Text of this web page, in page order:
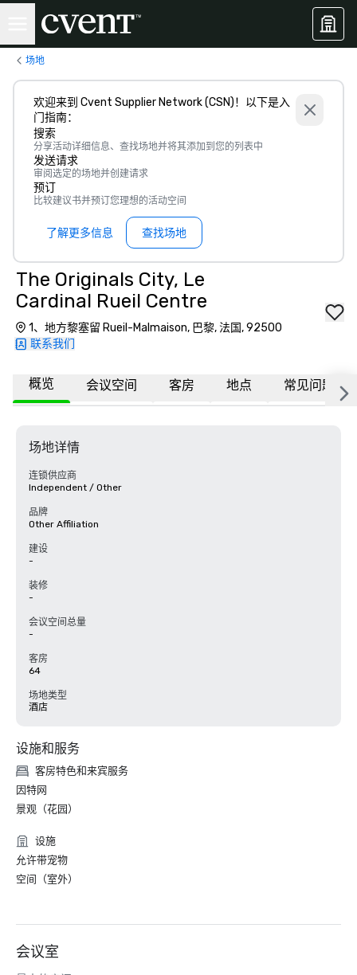
场地
欢迎来到 Cvent Supplier Network (CSN)！以下是入
门指南：
搜索
分享活动详细信息、查找场地并将其添加到您的列表中
发送请求
审阅选定的场地并创建请求
预订
比较建议书并预订您理想的活动空间
了解更多信息 查找场地
The Originals City, Le
Cardinal Rueil Centre
1、地方黎塞留 Rueil-Malmaison, 巴黎, 法国, 92500
联系我们
概览 会议空间 客房 地点 常见问题
场地详情
连锁供应商
Independent / Other
品牌
Other Affiliation
建设
-
装修
-
会议空间总量
-
客房
64
场地类型
酒店
设施和服务
客房特色和来宾服务
因特网
景观（花园）
设施
允许带宠物
空间（室外）
会议室